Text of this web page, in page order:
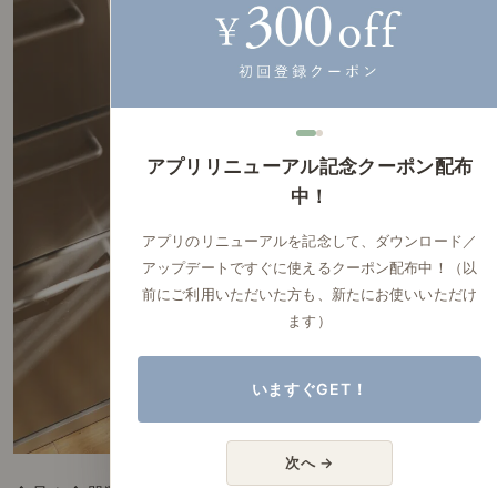
アプリリニューアル記念クーポン配布
中！
アプリのリニューアルを記念して、ダウンロード／
アップデートですぐに使えるクーポン配布中！（以
前にご利用いただいた方も、新たにお使いいただけ
ます）
いますぐGET！
次へ →